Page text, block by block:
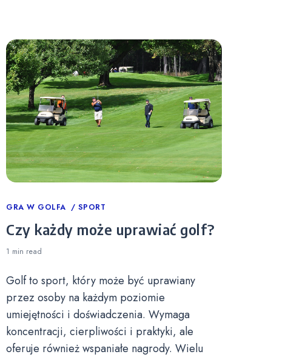
Categories
GRA W GOLFA SPORT
Czy każdy może uprawiać golf?
1 min read
Golf to sport, który może być uprawiany
przez osoby na każdym poziomie
umiejętności i doświadczenia. Wymaga
koncentracji, cierpliwości i praktyki, ale
oferuje również wspaniałe nagrody. Wielu